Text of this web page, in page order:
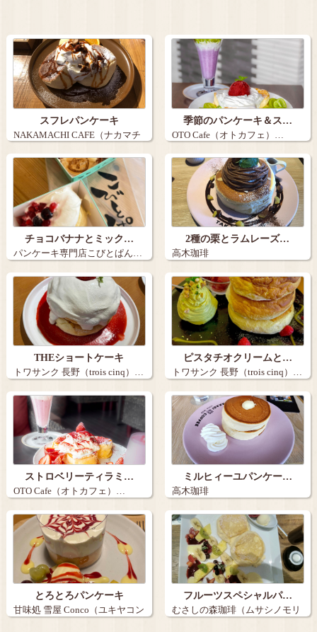
スフレパンケーキ
NAKAMACHI CAFE（ナカマチ
カ…
季節のパンケーキ＆ス…
OTO Cafe（オトカフェ）…
チョコバナナとミック…
パンケーキ専門店こびとぱん…
2種の栗とラムレーズ…
高木珈琲
THEショートケーキ
トワサンク 長野（trois cinq）…
ピスタチオクリームと…
トワサンク 長野（trois cinq）…
ストロベリーティラミ…
OTO Cafe（オトカフェ）…
ミルヒィーユパンケー…
高木珈琲
とろとろパンケーキ
甘味処 雪屋 Conco（ユキヤコン
フルーツスペシャルパ…
むさしの森珈琲（ムサシノモリ